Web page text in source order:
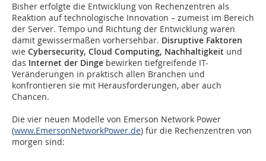
Bisher erfolgte die Entwicklung von Rechenzentren als
Reaktion auf technologische Innovation – zumeist im Bereich
der Server. Tempo und Richtung der Entwicklung waren
damit gewissermaßen vorhersehbar. Disruptive Faktoren
wie Cybersecurity, Cloud Computing, Nachhaltigkeit und
das Internet der Dinge bewirken tiefgreifende IT-
Veränderungen in praktisch allen Branchen und
konfrontieren sie mit Herausforderungen, aber auch
Chancen.
Die vier neuen Modelle von Emerson Network Power
(www.EmersonNetworkPower.de) für die Rechenzentren von
morgen sind: